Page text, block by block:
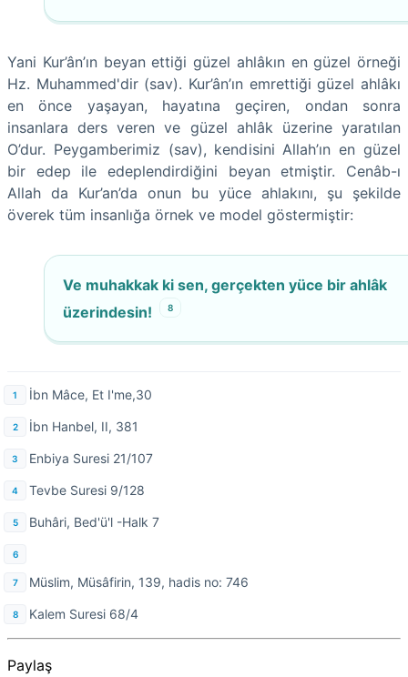
Yani Kur’ân’ın beyan ettiği güzel ahlâkın en güzel örneği
Hz. Muhammed'dir (sav). Kur’ân’ın emrettiği güzel ahlâkı
en önce yaşayan, hayatına geçiren, ondan sonra
insanlara ders veren ve güzel ahlâk üzerine yaratılan
O’dur. Peygamberimiz (sav), kendisini Allah’ın en güzel
bir edep ile edeplendirdiğini beyan etmiştir. Cenâb-ı
Allah da Kur’an’da onun bu yüce ahlakını, şu şekilde
överek tüm insanlığa örnek ve model göstermiştir:
Ve muhakkak ki sen, gerçekten yüce bir ahlâk
üzerindesin!
8
İbn Mâce, Et I'me,30
İbn Hanbel, II, 381
Enbiya Suresi 21/107
Tevbe Suresi 9/128
Buhâri, Bed'ü'l -Halk 7
Müslim, Müsâfirin, 139, hadis no: 746
Kalem Suresi 68/4
Paylaş